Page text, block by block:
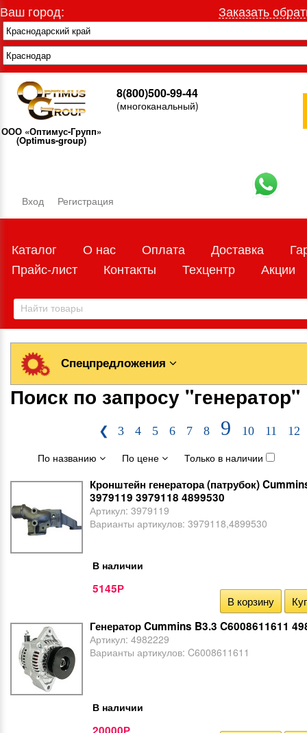
Ваш город: Заказать
ООО «Оптимус-Групп»
(Optimus-group)
8(800)500-99-44
(многоканальный)
Вход Регистрация
Каталог О нас Оплата Доставка
Прайс-лист
Контакты Техцентр Акции
Спецпредложения
Поиск по запросу "генератор"
❮ 3 4 5 6 7 8 9 10 11
12
По названию
По цене Только в наличии
Кронштейн генератора (патрубок)
3979119 3979118 4899530
Артикул: 3979119
Варианты артикулов: 3979118,4899530
В наличии
5145Р
В корзину
Генератор Cummins B3.3 C6008611611
Артикул: 4982229
Варианты артикулов: C6008611611
В наличии
Р